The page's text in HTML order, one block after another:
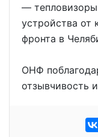
—
устройства от
фронта в
ОНФ
отзывчивость